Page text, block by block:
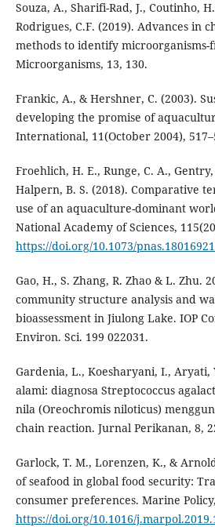
Souza, A., Sharifi-Rad, J., Coutinho,
Rodrigues, C.F. (2019). Advances in
methods to identify microorganisms-
Microorganisms, 13, 130.
Frankic, A., & Hershner, C. (2003).
developing the promise of
International, 11(October 2004),
Froehlich, H. E., Runge, C. A., Gentry,
Halpern, B. S. (2018). Comparative
use of an aquaculture-dominant
National Academy of Sciences,
https://doi.org/10.1073/
Gao, H., S. Zhang, R. Zhao & L. Zhu.
community structure analysis and
bioassessment in Jiulong Lake. IOP
Environ. Sci. 199 022031.
Gardenia, L., Koesharyani, I., Aryati,
alami: diagnosa Streptococcus
nila (Oreochromis niloticus)
chain reaction. Jurnal Perikanan, 8,
Garlock, T. M., Lorenzen, K., &
of seafood in global food security:
consumer preferences. Marine
https://doi.org/10.1016/